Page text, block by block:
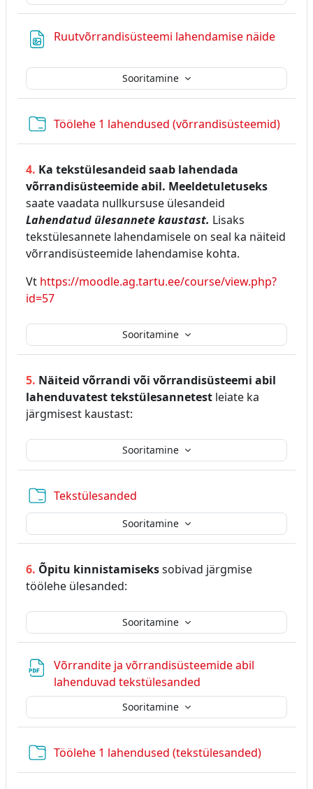
Ruutvõrrandisüsteemi lahendamise näideFail
Sooritamine
Töölehe 1 lahendused (võrrandisüsteemid)Kaust
Sooritamine
4. Ka tekstülesandeid saab lahendada
võrrandisüsteemide abil. Meeldetuletuseks
saate vaadata nullkursuse ülesandeid
Lahendatud ülesannete kaustast. Lisaks
tekstülesannete lahendamisele on seal ka näiteid
võrrandisüsteemide lahendamise kohta.
Vt https://moodle.ag.tartu.ee/course/view.php?
id=57
Sooritamine
5. Näiteid võrrandi või võrrandisüsteemi abil
lahenduvatest tekstülesannetest leiate ka
järgmisest kaustast:
Tekstülesanded
Sooritamine
Sooritamine
6. Õpitu kinnistamisekssobivad järgmise
töölehe ülesanded:
Võrrandite ja võrrandisüsteemide abil
lahenduvad tekstülesanded
Sooritamine
Töölehe 1 lahendused (tekstülesanded)Kaust